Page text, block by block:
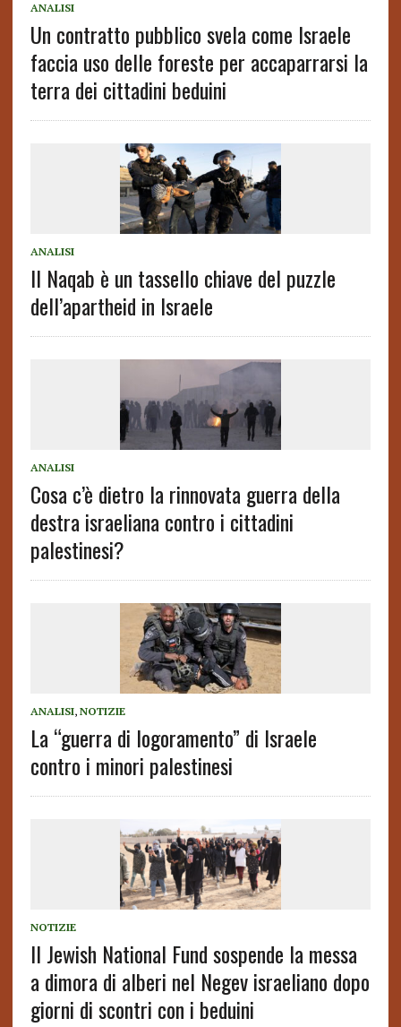
ANALISI
Un contratto pubblico svela come Israele
faccia uso delle foreste per accaparrarsi la
terra dei cittadini beduini
ANALISI
Il Naqab è un tassello chiave del puzzle
dell’apartheid in Israele
ANALISI
Cosa c’è dietro la rinnovata guerra della
destra israeliana contro i cittadini
palestinesi?
ANALISI, NOTIZIE
La “guerra di logoramento” di Israele
contro i minori palestinesi
NOTIZIE
Il Jewish National Fund sospende la messa
a dimora di alberi nel Negev israeliano dopo
giorni di scontri con i beduini